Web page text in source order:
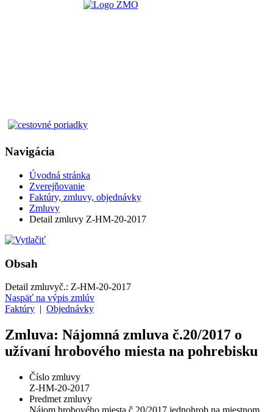
Navigácia
Úvodná stránka
Zverejňovanie
Faktúry, zmluvy, objednávky
Zmluvy
Detail zmluvy Z-HM-20-2017
Obsah
Detail zmluvyč.: Z-HM-20-2017
Naspäť na výpis zmlúv
Faktúry | Objednávky
Zmluva: Nájomná zmluva č.20/2017 o
užívaní hrobového miesta na pohrebisku
Číslo zmluvy
Z-HM-20-2017
Predmet zmluvy
Nájom hrobového miesta č.20/2017 jednohrob na miestnom